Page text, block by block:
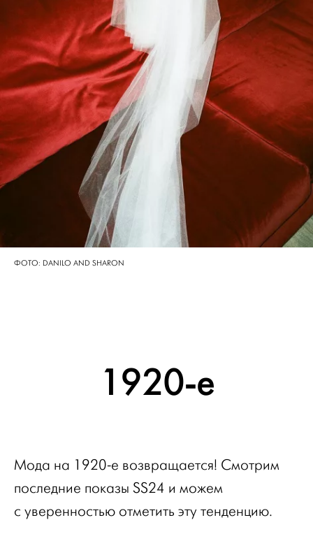
ФОТО: DANILO AND SHARON
1920-е
Мода на 1920-е возвращается! Смотрим
последние показы SS24 и можем
с уверенностью отметить эту тенденцию.